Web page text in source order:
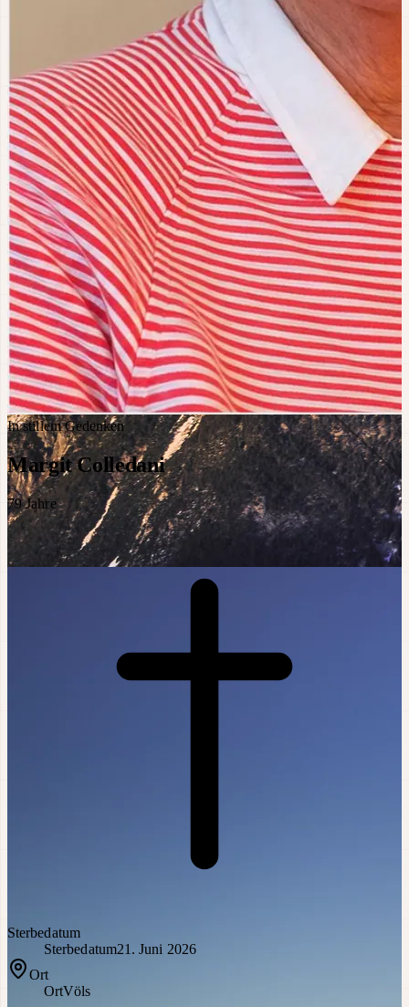
In stillem Gedenken
Margit Colledani
79Jahre
Sterbedatum
Sterbedatum21. Juni 2026
Ort
OrtVöls